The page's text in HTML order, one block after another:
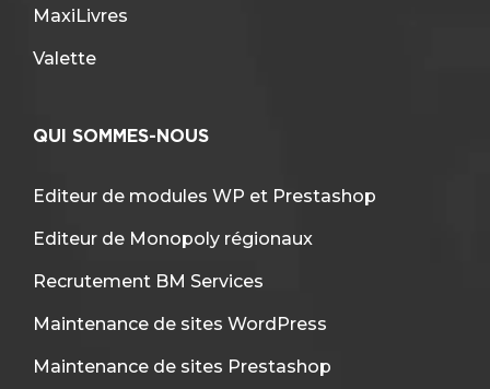
MaxiLivres
Valette
QUI SOMMES-NOUS
Editeur de modules WP et Prestashop
Editeur de Monopoly régionaux
Recrutement BM Services
Maintenance de sites WordPress
Maintenance de sites Prestashop